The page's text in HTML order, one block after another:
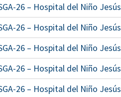
26 – Hospital del Niño Jesús
26 – Hospital del Niño Jesús
26 – Hospital del Niño Jesús
26 – Hospital del Niño Jesús
26 – Hospital del Niño Jesús